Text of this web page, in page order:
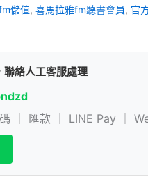
儲值, 喜馬拉雅fm聽書會員, 官
聯絡人工客服處理
｜ 匯款 ｜ LINE Pay ｜